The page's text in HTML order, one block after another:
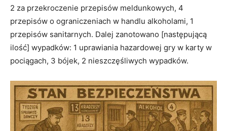
2 za przekroczenie przepisów meldunkowych, 4
przepisów o ograniczeniach w handlu alkoholami, 1
przepisów sanitarnych. Dalej zanotowano [następującą
ilość] wypadków: 1 uprawiania hazardowej gry w karty w
pociągach, 3 bójek, 2 nieszczęśliwych wypadków.